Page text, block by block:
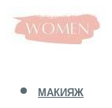
МАКИЯЖ